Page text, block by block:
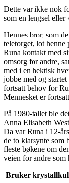
Dette var ikke nok
som en lengsel eller
Hennes bror, som
teletorget, lot henne
Runa kontakt med
omsorg for andre,
med i en hektisk
jobbe med og
fortsatt behov for
Mennesket er
På 1980-tallet ble
Anna Elisabeth
Da var Runa i 12-
de to klarsynte som
fleste bøkene om
veien for andre som
Bruker